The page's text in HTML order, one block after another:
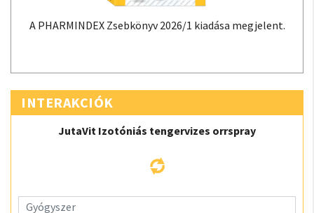
A PHARMINDEX Zsebkönyv 2026/1 kiadása megjelent.
INTERAKCIÓK
JutaVit Izotóniás tengervizes orrspray